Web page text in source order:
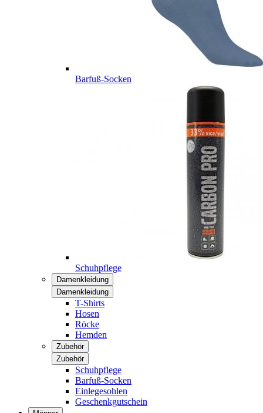
Barfuß-Socken
Schuhpflege
Damenkleidung
Damenkleidung
T-Shirts
Hosen
Röcke
Hemden
Zubehör
Zubehör
Schuhpflege
Barfuß-Socken
Einlegesohlen
Geschenkgutschein